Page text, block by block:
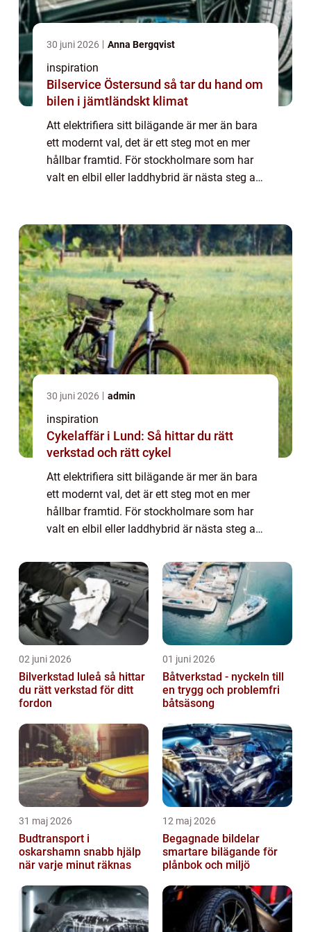
30 juni 2026 Anna Bergqvist
inspiration
Bilservice Östersund så tar du hand om
bilen i jämtländskt klimat
Att elektrifiera sitt bilägande är mer än bara
ett modernt val, det är ett steg mot en mer
hållbar framtid. För stockholmare som har
valt en elbil eller laddhybrid är nästa steg att
30 juni 2026 admin
inspiration
Cykelaffär i Lund: Så hittar du rätt
verkstad och rätt cykel
Att elektrifiera sitt bilägande är mer än bara
ett modernt val, det är ett steg mot en mer
hållbar framtid. För stockholmare som har
valt en elbil eller laddhybrid är nästa steg att
02 juni 2026
Bilverkstad luleå så hittar
du rätt verkstad för ditt
fordon
01 juni 2026
Båtverkstad - nyckeln till
en trygg och problemfri
båtsäsong
31 maj 2026
Budtransport i
oskarshamn snabb hjälp
när varje minut räknas
12 maj 2026
Begagnade bildelar
smartare bilägande för
plånbok och miljö